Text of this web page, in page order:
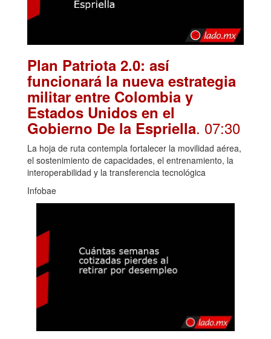
Plan Patriota 2.0: así
funcionará la nueva estrategia
militar entre Colombia y
Estados Unidos en el
Gobierno De la Espriella. 07:30
La hoja de ruta contempla fortalecer la movilidad aérea,
el sostenimiento de capacidades, el entrenamiento, la
interoperabilidad y la transferencia tecnológica
Infobae